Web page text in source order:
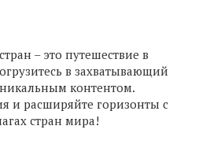
– это путешествие в
в захватывающий
контентом.
и расширяйте горизонты с
стран мира!